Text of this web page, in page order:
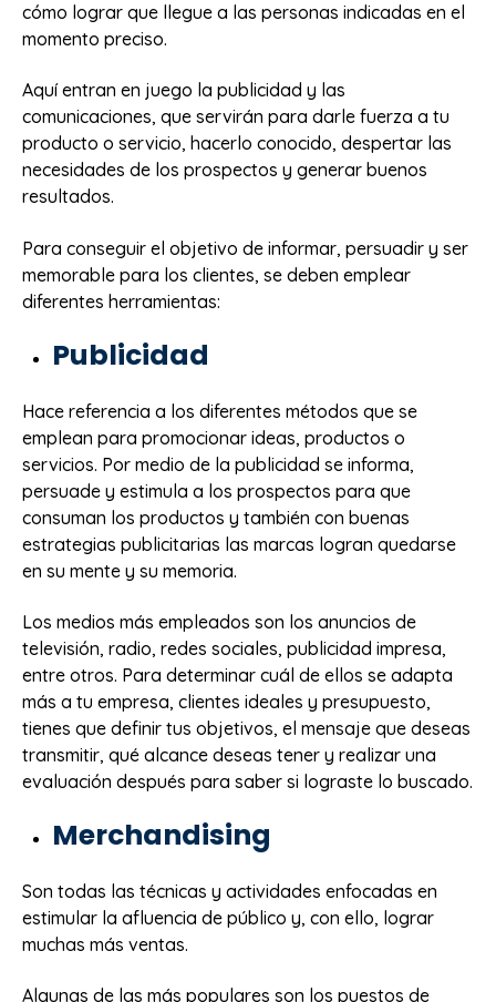
cómo lograr que llegue a las personas indicadas en el
momento preciso.
Aquí entran en juego la publicidad y las
comunicaciones, que servirán para darle fuerza a tu
producto o servicio, hacerlo conocido, despertar las
necesidades de los prospectos y generar buenos
resultados.
Para conseguir el objetivo de informar, persuadir y ser
memorable para los clientes, se deben emplear
diferentes herramientas:
Publicidad
Hace referencia a los diferentes métodos que se
emplean para promocionar ideas, productos o
servicios. Por medio de la publicidad se informa,
persuade y estimula a los prospectos para que
consuman los productos y también con buenas
estrategias publicitarias las marcas logran quedarse
en su mente y su memoria.
Los medios más empleados son los anuncios de
televisión, radio, redes sociales, publicidad impresa,
entre otros. Para determinar cuál de ellos se adapta
más a tu empresa, clientes ideales y presupuesto,
tienes que definir tus objetivos, el mensaje que deseas
transmitir, qué alcance deseas tener y realizar una
evaluación después para saber si lograste lo buscado.
Merchandising
Son todas las técnicas y actividades enfocadas en
estimular la afluencia de público y, con ello, lograr
muchas más ventas.
Algunas de las más populares son los puestos de